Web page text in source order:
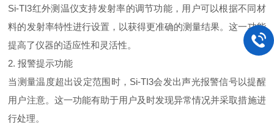
Si-TI3红外测温仪支持发射率的调节功能，用户可以根据不同材
料的发射率特性进行设置，以获得更准确的测量结果。这一功能
提高了仪器的适应性和灵活性。
2. 报警提示功能
当测量温度超出设定范围时，Si-TI3会发出声光报警信号以提醒
用户注意。这一功能有助于用户及时发现异常情况并采取措施进
行处理。